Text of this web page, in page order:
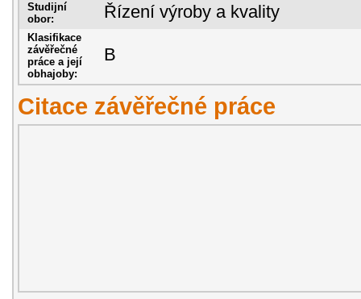
Studijní
obor:
Řízení výroby a kvality
Klasifikace
závěřečné
práce a její
obhajoby:
B
Citace závěřečné práce